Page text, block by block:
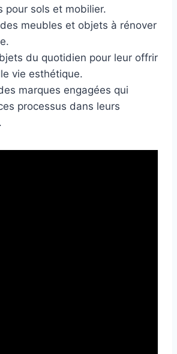
pour sols et mobilier.
meubles et objets à rénover
du quotidien pour leur offrir
vie esthétique.
marques engagées qui
processus dans leurs